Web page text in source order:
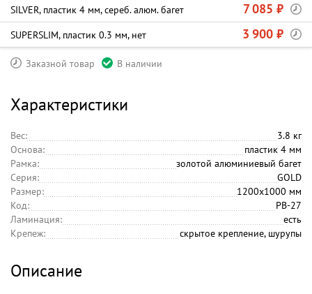
SILVER, пластик 4 мм, сереб. алюм. багет 7 085 ₽
SUPERSLIM, пластик 0.3 мм, нет 3 900 ₽
Заказной товар В наличии
Характеристики
Вес:
3.8 кг
Основа:
пластик 4 мм
Рамка:
золотой алюминиевый багет
Серия:
GOLD
Размер:
1200х1000 мм
Код:
PB-27
Ламинация:
есть
Крепеж:
скрытое крепление, шурупы
Описание